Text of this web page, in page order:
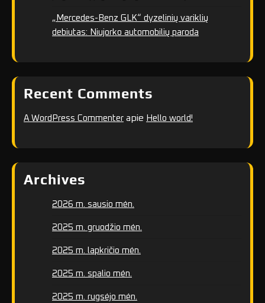
„Mercedes-Benz GLK“ dyzelinių variklių
debiutas: Niujorko automobilių paroda
Recent Comments
A WordPress Commenter apie Hello world!
Archives
2026 m. sausio mėn.
2025 m. gruodžio mėn.
2025 m. lapkričio mėn.
2025 m. spalio mėn.
2025 m. rugsėjo mėn.